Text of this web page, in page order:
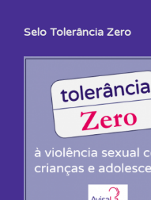
Selo Tolerância Zero